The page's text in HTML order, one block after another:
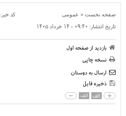
صفحه نخست » عمومی کد خبر:
تاریخ انتشار: ۰۹:۴۰ - ۱۴ خرداد ۱۴۰۵
بازدید از صفحه اول
نسخه چاپی
ارسال به دوستان
ذخیره فایل
الف الف